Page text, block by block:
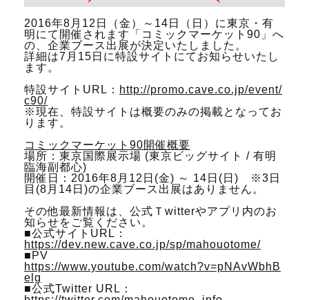
2016年8月12日（金）～14日（日）に東京・有
明にて開催されます「コミックマーケット90」へ
の、企業ブース出展が決定いたしました。
詳細は7月15日に特設サイトにてお知らせいたし
ます。
特設サイトURL： http://promo.cave.co.jp/event/
c90/
※現在、特設サイトは概要のみの掲載となってお
ります。
コミックマーケット90開催概要
場所：東京国際展示場 (東京ビッグサイト / 有明
臨海副都心)
開催日：2016年8月12日(金) ～ 14日(日) ※3日
目(8月14日)の企業ブース出展はありません。
その他最新情報は、公式Ｔwitterやアプリ内のお
知らせをご覧ください。
■公式サイトURL：
https://dev.new.cave.co.jp/sp/mahouotome/
■PV
https://www.youtube.com/watch?v=pNAvWbhB
elg
■公式Twitter URL：